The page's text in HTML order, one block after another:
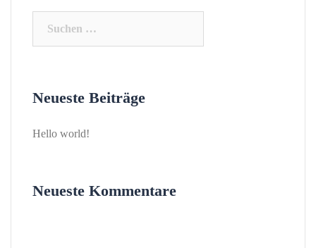
Neueste Beiträge
Hello world!
Neueste Kommentare